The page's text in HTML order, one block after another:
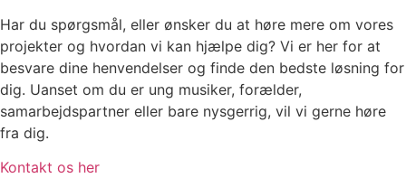
Har du spørgsmål, eller ønsker du at høre mere om vores
projekter og hvordan vi kan hjælpe dig? Vi er her for at
besvare dine henvendelser og finde den bedste løsning for
dig. Uanset om du er ung musiker, forælder,
samarbejdspartner eller bare nysgerrig, vil vi gerne høre
fra dig.
Kontakt os her